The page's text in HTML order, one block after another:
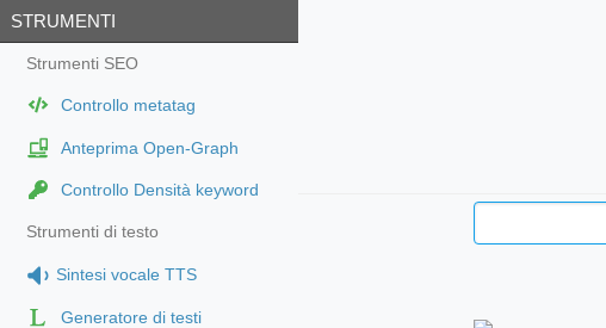
STRUMENTI
Strumenti SEO
Controllo metatag
Anteprima Open-Graph
Controllo Densità keyword
Strumenti di testo
Sintesi vocale TTS
Generatore di testi